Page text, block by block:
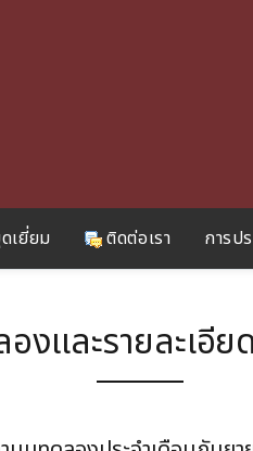
เยี่ยม ติดต่อเรา การป
งและรายละเอี